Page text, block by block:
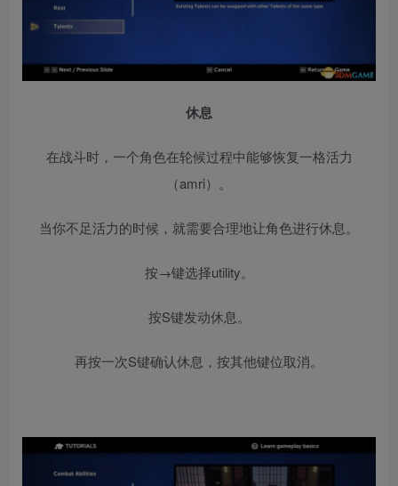
休息
在战斗时，一个角色在轮候过程中能够恢复一格活力
（amri）。
当你不足活力的时候，就需要合理地让角色进行休息。
按→键选择utility。
按S键发动休息。
再按一次S键确认休息，按其他键位取消。